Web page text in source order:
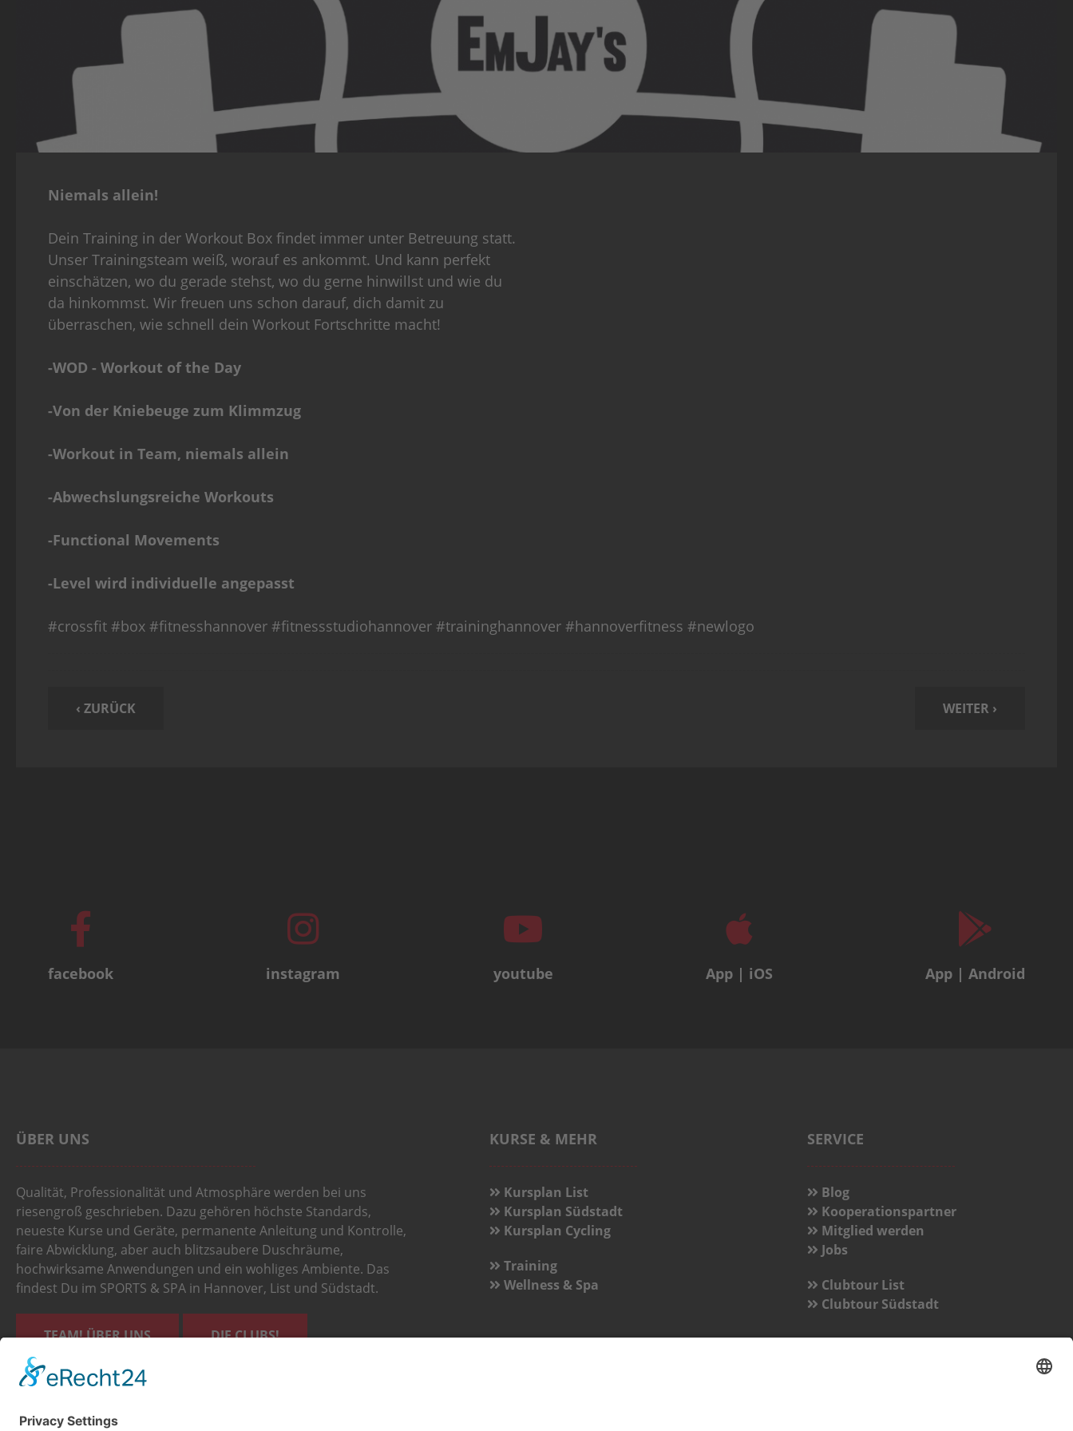
Niemals allein!
Dein Training in der Workout Box findet immer unter Betreuung statt.
Unser Trainingsteam weiß, worauf es ankommt. Und kann perfekt
einschätzen, wo du gerade stehst, wo du gerne hinwillst und wie du
da hinkommst. Wir freuen uns schon darauf, dich damit zu
überraschen, wie schnell dein Workout Fortschritte macht!
-WOD - Workout of the Day
-Von der Kniebeuge zum Klimmzug
-Workout in Team, niemals allein
-Abwechslungsreiche Workouts
-Functional Movements
-Level wird individuelle angepasst
#crossfit #box #fitnesshannover #fitnessstudiohannover #traininghannover #hannoverfitness #newlogo
‹ ZURÜCK WEITER ›
facebook instagram youtube App | iOS App | Android
ÜBER UNS
Qualität, Professionalität und Atmosphäre werden bei uns
riesengroß geschrieben. Dazu gehören höchste Standards,
neueste Kurse und Geräte, permanente Anleitung und Kontrolle,
faire Abwicklung, aber auch blitzsaubere Duschräume,
hochwirksame Anwendungen und ein wohliges Ambiente. Das
findest Du im SPORTS & SPA in Hannover, List und Südstadt.
TEAM! ÜBER UNS DIE CLUBS!
KURSE & MEHR
Kursplan List
Kursplan Südstadt
Kursplan Cycling
Training
Wellness & Spa
SERVICE
Blog
Kooperationspartner
Mitglied werden
Jobs
Clubtour List
Clubtour Südstadt